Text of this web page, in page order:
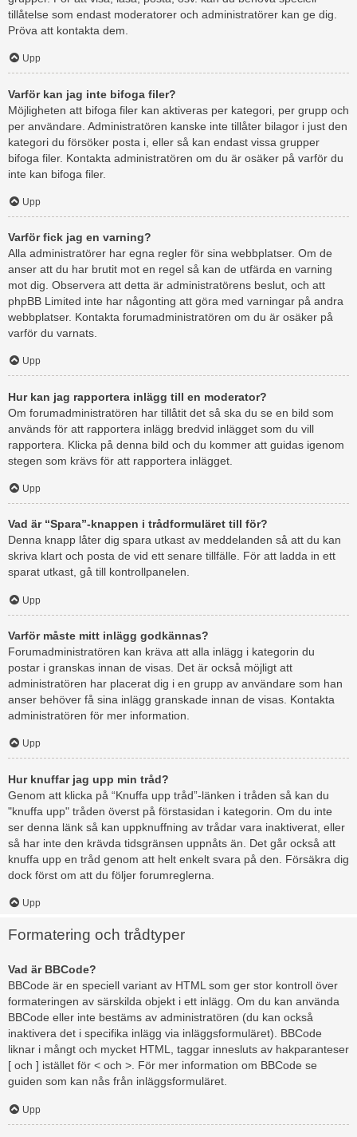
tillåtelse som endast moderatorer och administratörer kan ge dig.
Pröva att kontakta dem.
Upp
Varför kan jag inte bifoga filer?
Möjligheten att bifoga filer kan aktiveras per kategori, per grupp och
per användare. Administratören kanske inte tillåter bilagor i just den
kategori du försöker posta i, eller så kan endast vissa grupper
bifoga filer. Kontakta administratören om du är osäker på varför du
inte kan bifoga filer.
Upp
Varför fick jag en varning?
Alla administratörer har egna regler för sina webbplatser. Om de
anser att du har brutit mot en regel så kan de utfärda en varning
mot dig. Observera att detta är administratörens beslut, och att
phpBB Limited inte har någonting att göra med varningar på andra
webbplatser. Kontakta forumadministratören om du är osäker på
varför du varnats.
Upp
Hur kan jag rapportera inlägg till en moderator?
Om forumadministratören har tillåtit det så ska du se en bild som
används för att rapportera inlägg bredvid inlägget som du vill
rapportera. Klicka på denna bild och du kommer att guidas igenom
stegen som krävs för att rapportera inlägget.
Upp
Vad är “Spara”-knappen i trådformuläret till för?
Denna knapp låter dig spara utkast av meddelanden så att du kan
skriva klart och posta de vid ett senare tillfälle. För att ladda in ett
sparat utkast, gå till kontrollpanelen.
Upp
Varför måste mitt inlägg godkännas?
Forumadministratören kan kräva att alla inlägg i kategorin du
postar i granskas innan de visas. Det är också möjligt att
administratören har placerat dig i en grupp av användare som han
anser behöver få sina inlägg granskade innan de visas. Kontakta
administratören för mer information.
Upp
Hur knuffar jag upp min tråd?
Genom att klicka på “Knuffa upp tråd”-länken i tråden så kan du
"knuffa upp" tråden överst på förstasidan i kategorin. Om du inte
ser denna länk så kan uppknuffning av trådar vara inaktiverat, eller
så har inte den krävda tidsgränsen uppnåts än. Det går också att
knuffa upp en tråd genom att helt enkelt svara på den. Försäkra dig
dock först om att du följer forumreglerna.
Upp
Formatering och trådtyper
Vad är BBCode?
BBCode är en speciell variant av HTML som ger stor kontroll över
formateringen av särskilda objekt i ett inlägg. Om du kan använda
BBCode eller inte bestäms av administratören (du kan också
inaktivera det i specifika inlägg via inläggsformuläret). BBCode
liknar i mångt och mycket HTML, taggar innesluts av hakparanteser
[ och ] istället för < och >. För mer information om BBCode se
guiden som kan nås från inläggsformuläret.
Upp